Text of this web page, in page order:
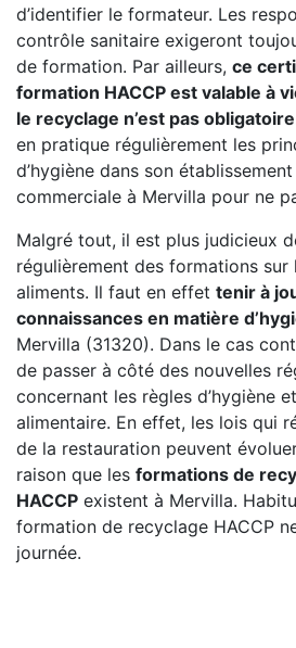
d’identifier le formateur. Les
contrôle sanitaire exigeront
de formation. Par ailleurs, ce
formation HACCP est valable à
le recyclage n’est pas obligatoire
en pratique régulièrement les
d’hygiène dans son
commerciale à Mervilla pour ne
Malgré tout, il est plus judicieux
régulièrement des formations sur
aliments. Il faut en effet tenir à
connaissances en matière
Mervilla (31320). Dans le cas
de passer à côté des nouvelles
concernant les règles d’hygiène
alimentaire. En effet, les lois qui
de la restauration peuvent
raison que les formations de
HACCP existent à Mervilla.
formation de recyclage HACCP
journée.